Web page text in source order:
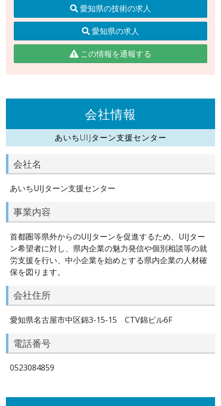
愛知県の技術の求人
愛知県の求人
この情報を通報する
会社情報
あいちUIJターン支援センター
会社名
あいちUIJターン支援センター
事業内容
首都圏等県外からのUIJターンを促進するため、UIJター
ン希望者に対し、県内企業の魅力発信や個別相談等の就
労支援を行い、中小企業を始めとする県内企業の人材確
保を図ります。
会社住所
愛知県名古屋市中区錦3-15-15 CTV錦ビル6F
電話番号
0523084859